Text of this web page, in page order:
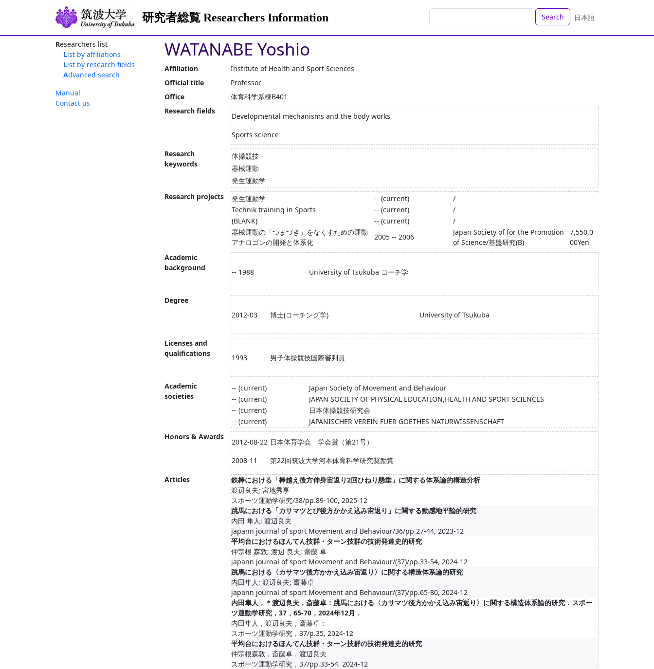
研究者総覧 Researchers Information Search 日本語
Researchers list
List by affiliations
List by research fields
Advanced search
Manual
Contact us
WATANABE Yoshio
Affiliation
Institute of Health and Sport Sciences
Official title
Professor
Office
体育科学系棟B401
Research fields
Developmental mechanisms and the body works
Sports science
Research
keywords
体操競技
器械運動
発生運動学
Research projects
発生運動学 -- (current)
/
Technik training in Sports
-- (current)
/
(BLANK)
-- (current)
/
器械運動の「つまづき」をなくすための運動
アナロゴンの開発と体系化
2005 -- 2006
Japan Society of for the Promotion
of Science/基盤研究(B)
7,550,0
00Yen
Academic
background
-- 1988 University of Tsukuba コーチ学
Degree
2012-03
博士(コーチング学) University of Tsukuba
Licenses and
qualifications
1993 男子体操競技国際審判員
Academic
societies
-- (current)
Japan Society of Movement and Behaviour
-- (current)
JAPAN SOCIETY OF PHYSICAL EDUCATION,HEALTH AND SPORT SCIENCES
-- (current)
日本体操競技研究会
-- (current)
JAPANISCHER VEREIN FUER GOETHES NATURWISSENSCHAFT
Honors & Awards
2012-08-22 日本体育学会 学会賞（第21号）
2008-11
第22回筑波大学河本体育科学研究奨励賞
Articles
鉄棒における「棒越え後方伸身宙返り2回ひねり懸垂」に関する体系論的構造分析
渡辺良夫; 宮地秀享
スポーツ運動学研究/38/pp.89-100, 2025-12
跳馬における「カサマツとび後方かかえ込み宙返り」に関する動感地平論的研究
内田 隼人; 渡辺良夫
japann journal of sport Movement and Behaviour/36/pp.27-44, 2023-12
平均台におけるほんてん技群・ターン技群の技術発達史的研究
仲宗根 森敦; 渡辺 良夫; 齋藤 卓
japann journal of sport Movement and Behaviour/(37)/pp.33-54, 2024-12
跳馬における〈カサマツ後方かかえ込み宙返り〉に関する構造体系論的研究
内田隼人; 渡辺良夫; 齋藤卓
japann journal of sport Movement and Behaviour/(37)/pp.65-80, 2024-12
内田隼人，＊渡辺良夫，斎藤卓：跳馬における〈カサマツ後方かかえ込み宙返り〉に関する構造体系論的研究．スポー
ツ運動学研究，37，65-70，2024年12月．
内田隼人，渡辺良夫，斎藤卓：
スポーツ運動学研究，37/p.35, 2024-12
平均台におけるほんてん技群・ターン技群の技術発達史的研究
仲宗根森敦，斎藤卓，渡辺良夫
スポーツ運動学研究，37/pp.33-54, 2024-12